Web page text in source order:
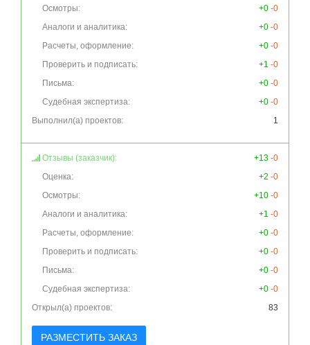
Осмотры:
+0 -0
Аналоги и аналитика:
+0 -0
Расчеты, оформление:
+0 -0
Проверить и подписать:
+1 -0
Письма:
+0 -0
Судебная экспертиза:
+0 -0
Выполнил(а) проектов:
1
Отзывы (заказчик): +13 -0
Оценка:
+2 -0
Осмотры:
+10 -0
Аналоги и аналитика:
+1 -0
Расчеты, оформление:
+0 -0
Проверить и подписать:
+0 -0
Письма:
+0 -0
Судебная экспертиза:
+0 -0
Открыл(а) проектов:
83
РАЗМЕСТИТЬ ЗАКАЗ